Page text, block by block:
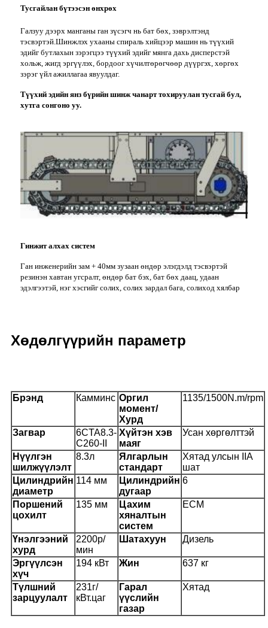
Тусгайлан бүтээсэн өнхрөх
Галзуу дээрх манганы ган зүсэгч нь бат бөх, зэврэлтэнд
тэсвэртэй.Шинжлэх ухааны спираль хийцээр машин нь түүхий
эдийг бутлахын зэрэгцээ түүхий эдийг мянга дахь дисперстэй
хольж, жигд эргүүлэх, бордоог хүчилтөрөгчөөр дүүргэх, хөргөх
зэрэг үйл ажиллагаа явуулдаг.
Түүхий эдийн янз бүрийн шинж чанарт тохируулан тусгай бул,
хутга сонгоно уу.
Гинжит алхах систем
Ган инженерийн зам + 40мм зузаан өндөр элэгдэлд тэсвэртэй
резинэн хавтан угсралт, өндөр бат бэх, бат бөх даац, удаан
эдэлгээтэй, нэг хэсгийг солих, солих зардал бага, солиход хялбар
Хөдөлгүүрийн параметр
Брэнд Камминс Оргил
момент/
Хурд
1135/1500N.m/rpm
Загвар
6CTA8.3-
C260-II
Хүйтэн хэв
маяг
Усан хөргөлттэй
Нүүлгэн
шилжүүлэлт
8.3л
Ялгарлын
стандарт
Хятад улсын IIA
шат
Цилиндрийн
диаметр
114 мм
Цилиндрийн
дугаар
6
Поршений
цохилт
135 мм
Цахим
хяналтын
систем
ECM
Үнэлгээний
хурд
2200р/
мин
Шатахуун Дизель
Эргүүлсэн
хүч
194 кВт Жин 637 кг
Түлшний
зарцуулалт
231г/
кВт.цаг
Гарал
үүслийн
газар
Хятад